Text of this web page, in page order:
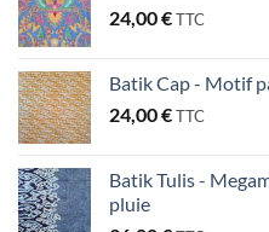
24,00€TTC
Batik Cap - Motif
24,00€TTC
Batik Tulis -
pluie